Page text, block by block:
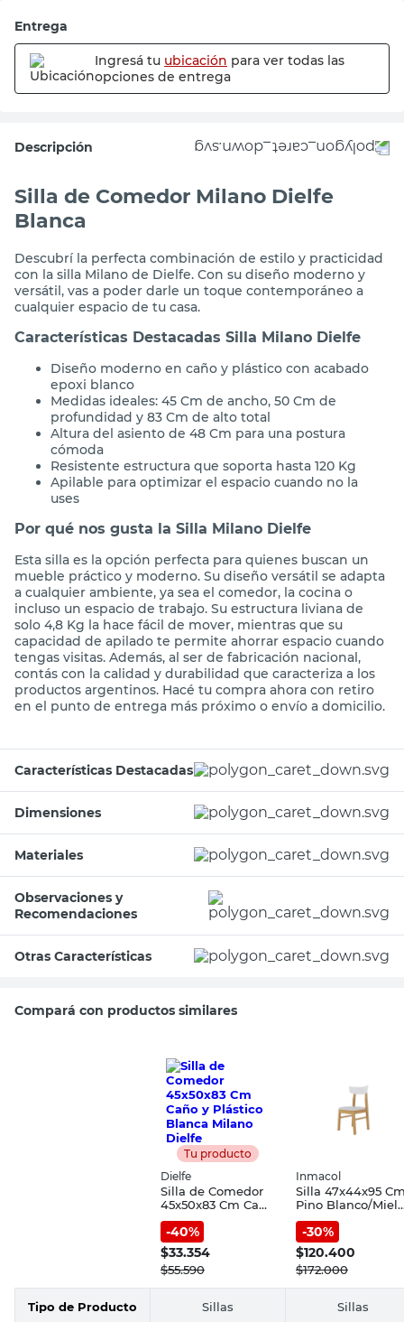
Entrega
Ingresá tu ubicación para ver todas las
opciones de entrega
Descripción
Silla de Comedor Milano Dielfe
Blanca
Descubrí la perfecta combinación de estilo y practicidad
con la silla Milano de Dielfe. Con su diseño moderno y
versátil, vas a poder darle un toque contemporáneo a
cualquier espacio de tu casa.
Características Destacadas Silla Milano Dielfe
Diseño moderno en caño y plástico con acabado
epoxi blanco
Medidas ideales: 45 Cm de ancho, 50 Cm de
profundidad y 83 Cm de alto total
Altura del asiento de 48 Cm para una postura
cómoda
Resistente estructura que soporta hasta 120 Kg
Apilable para optimizar el espacio cuando no la
uses
Por qué nos gusta la Silla Milano Dielfe
Esta silla es la opción perfecta para quienes buscan un
mueble práctico y moderno. Su diseño versátil se adapta
a cualquier ambiente, ya sea el comedor, la cocina o
incluso un espacio de trabajo. Su estructura liviana de
solo 4,8 Kg la hace fácil de mover, mientras que su
capacidad de apilado te permite ahorrar espacio cuando
tengas visitas. Además, al ser de fabricación nacional,
contás con la calidad y durabilidad que caracteriza a los
productos argentinos. Hacé tu compra ahora con retiro
en el punto de entrega más próximo o envío a domicilio.
Características Destacadas
Dimensiones
Materiales
Observaciones y
Recomendaciones
Otras Características
Compará con productos similares
Tu producto
Dielfe
Silla de Comedor
45x50x83 Cm Caño
y Plástico Blanca
Milano Dielfe
-40%
$33.354
$55.590
Inmacol
Silla 47x44x95
Pino Blanco/Miel
Mediterranea
Inmacol
-30%
$120.400
$172.000
Tipo de Producto Sillas Sillas